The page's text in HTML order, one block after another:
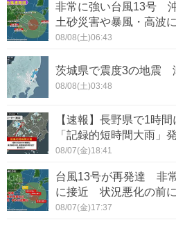
非常に強い台風13号
土砂災害や暴風・高波
08/08(土)06:43
茨城県で震度3の地震
08/08(土)03:48
【速報】長野県で1時
「記録的短時間大雨」
08/07(金)18:41
台風13号が再発達 非
に接近 状況悪化の前
08/07(金)17:37